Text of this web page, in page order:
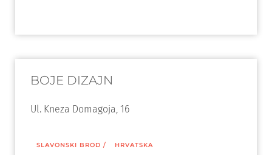
BOJE DIZAJN
Ul. Kneza Domagoja, 16
SLAVONSKI BROD / HRVATSKA